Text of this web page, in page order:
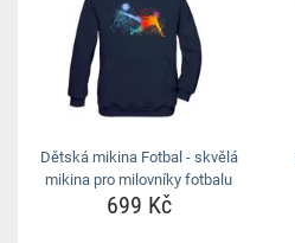
Dětská mikina Fotbal - skvělá
mikina pro milovníky fotbalu
699 Kč